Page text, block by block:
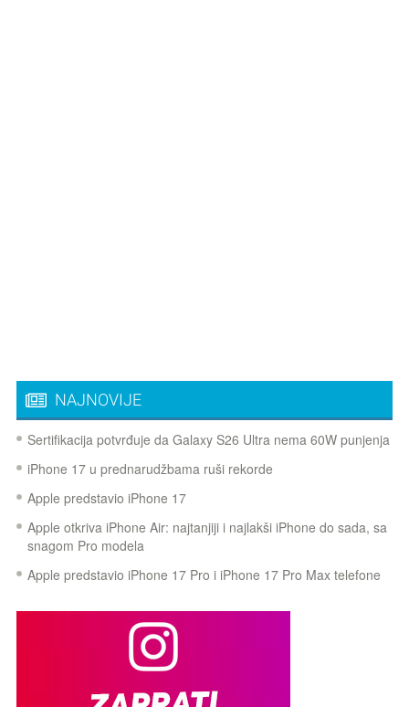
NAJNOVIJE
Sertifikacija potvrđuje da Galaxy S26 Ultra nema 60W punjenja
iPhone 17 u prednarudžbama ruši rekorde
Apple predstavio iPhone 17
Apple otkriva iPhone Air: najtanjiji i najlakši iPhone do sada, sa
snagom Pro modela
Apple predstavio iPhone 17 Pro i iPhone 17 Pro Max telefone